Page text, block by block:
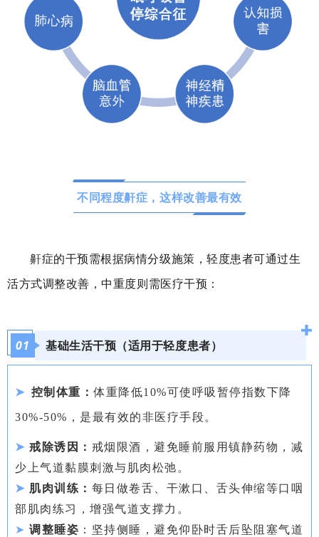
不同程度鼾症，这样改善最有效
鼾症的干预需根据病情分级施策，轻度患者可通过生
活方式调整改善，中重度则需医疗干预：
01 基础生活干预（适用于轻度患者）
➤ 控制体重：体重降低10%可使呼吸暂停指数下降
30%-50%，是最有效的非医疗手段。
➤ 戒除诱因： 戒烟限酒，避免睡前服用镇静药物，减
少上气道黏膜刺激与肌肉松弛。
➤ 肌肉训练： 每日做卷舌、干漱口、舌头伸缩等口咽
部肌肉练习，增强气道支撑力。
➤ 调整睡姿 ：坚持侧睡，避免仰卧时舌后坠阻塞气道